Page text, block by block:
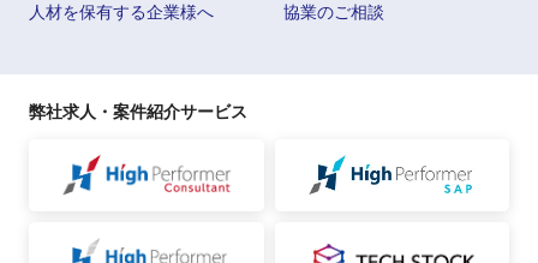
人材を保有する企業様へ
協業のご相談
弊社求人・案件紹介サービス